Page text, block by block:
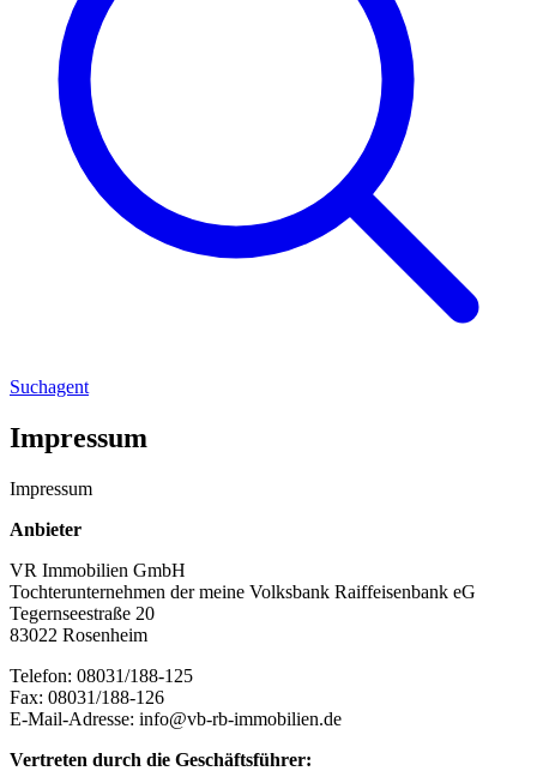
Suchagent
Impressum
Impressum
Anbieter
VR Immobilien GmbH
Tochterunternehmen der meine Volksbank Raiffeisenbank eG
Tegernseestraße 20
83022 Rosenheim
Telefon: 08031/188-125
Fax: 08031/188-126
E-Mail-Adresse: info@vb-rb-immobilien.de
Vertreten durch die Geschäftsführer: